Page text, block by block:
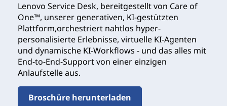
Lenovo Service Desk, bereitgestellt von Care of
One™, unserer generativen, KI-gestützten
Plattform,orchestriert nahtlos hyper-
personalisierte Erlebnisse, virtuelle KI-Agenten
und dynamische KI-Workflows - und das alles mit
End-to-End-Support von einer einzigen
Anlaufstelle aus.
Broschüre herunterladen